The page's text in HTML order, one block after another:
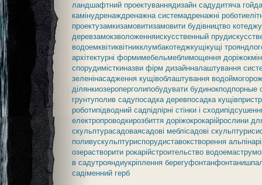
ландшафтний проектуваннядизайн садудитяча
камінудренаждренажна системадренажні роботи
проектузамкизамовитизамовити будівництво котеджу
деревзамокзволоженняискусственный пруд
водоемквітиквітникклумбакотеджкущікущі троянд
архітектурні формимебельмеблимощення доріжок
спорудимісткиназви фірм дизайнналаштування
зеленінасадження кущівоблаштування водойм
ділянкиозероперголипобудувати будинокподпорные
грунтуполив садупосадка деревпосадка кущів
роботипідводний садпідпірні стінки і сходи
електропроводкирозбиття доріжокрокарійрослини
скульптурасадоваясадові меблісадові скульптури
поливускульптуриспорудиставокстворення
озерастворити рокарійстроительство водоема
в садутрояндиукріплення берегуфонтанфонтани
садіменний герб